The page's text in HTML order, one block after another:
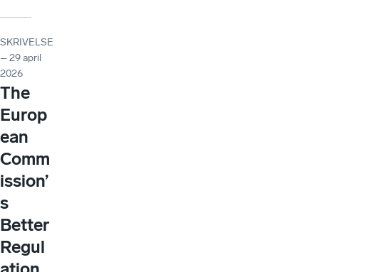
SKRIVELSE
– 29 april
2026
The
Europ
ean
Comm
ission’
s
Better
Regul